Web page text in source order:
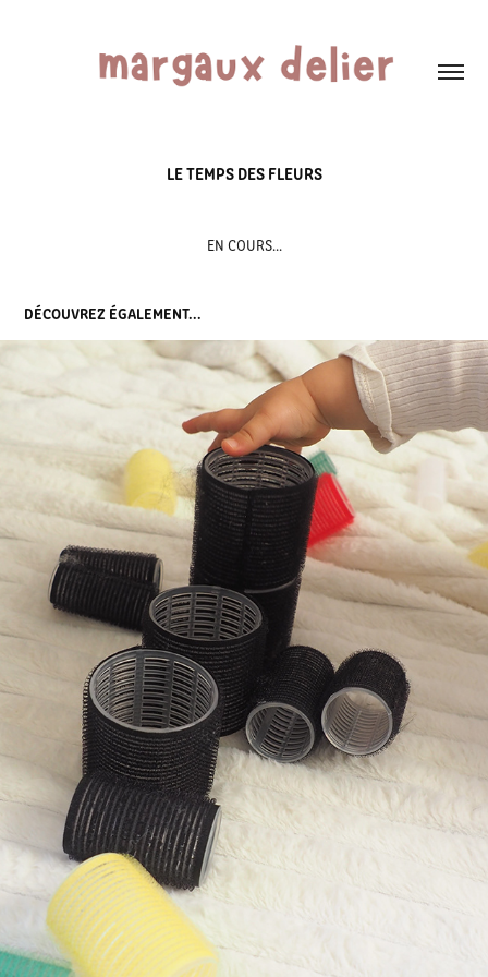
LE TEMPS DES FLEURS
EN COURS...
DÉCOUVREZ ÉGALEMENT...
1,2,3... COULEURS !
2026